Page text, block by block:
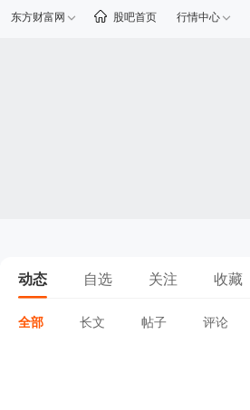
东方财富网 股吧首页 行情中心
动态 自选 关注 收藏
全部 长文 帖子 评论